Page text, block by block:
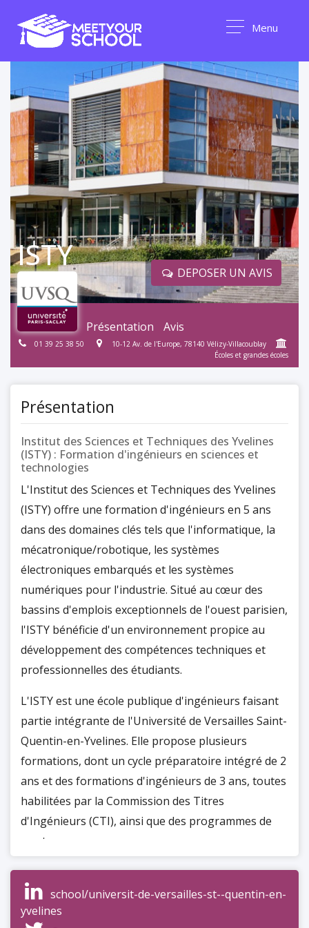
Menu
DEPOSER UN AVIS
ISTY
Présentation Avis
01 39 25 38 50
10-12 Av. de l'Europe, 78140 Vélizy-Villacoublay
Écoles et grandes écoles
Présentation
Institut des Sciences et Techniques des Yvelines
(ISTY) : Formation d'ingénieurs en sciences et
technologies
L'Institut des Sciences et Techniques des Yvelines
(ISTY) offre une formation d'ingénieurs en 5 ans
dans des domaines clés tels que l'informatique, la
mécatronique/robotique, les systèmes
électroniques embarqués et les systèmes
numériques pour l'industrie. Situé au cœur des
bassins d'emplois exceptionnels de l'ouest parisien,
l'ISTY bénéficie d'un environnement propice au
développement des compétences techniques et
professionnelles des étudiants.
L'ISTY est une école publique d'ingénieurs faisant
partie intégrante de l'Université de Versailles Saint-
Quentin-en-Yvelines. Elle propose plusieurs
formations, dont un cycle préparatoire intégré de 2
ans et des formations d'ingénieurs de 3 ans, toutes
habilitées par la Commission des Titres
d'Ingénieurs (CTI), ainsi que des programmes de
masters.
Lors de sa création en 1992, l'école se concentrait
principalement sur la formation d'ingénieurs en
Informatique. Cette filière offre une formation
school/universit-de-versailles-st--quentin-en-
yvelines